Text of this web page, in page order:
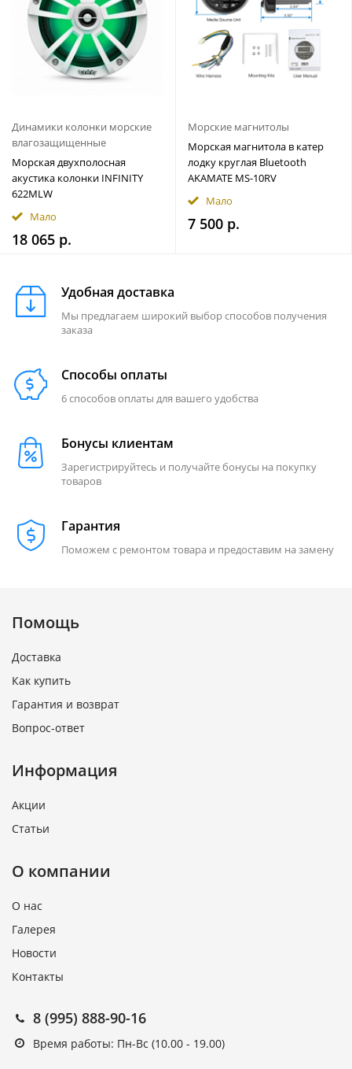
Динамики колонки морские
влагозащищенные
Морская двухполосная
акустика колонки INFINITY
622MLW
Мало
18 065 р.
Морские магнитолы
Морская магнитола в катер
лодку круглая Bluetooth
AKAMATE MS-10RV
Мало
7 500 р.
Удобная доставка
Мы предлагаем широкий выбор способов получения
заказа
Способы оплаты
6 способов оплаты для вашего удобства
Бонусы клиентам
Зарегистрируйтесь и получайте бонусы на покупку
товаров
Гарантия
Поможем с ремонтом товара и предоставим на замену
Помощь
Доставка
Как купить
Гарантия и возврат
Вопрос-ответ
Информация
Акции
Статьи
О компании
О нас
Галерея
Новости
Контакты
8 (995) 888-90-16
Время работы: Пн-Вс (10.00 - 19.00)